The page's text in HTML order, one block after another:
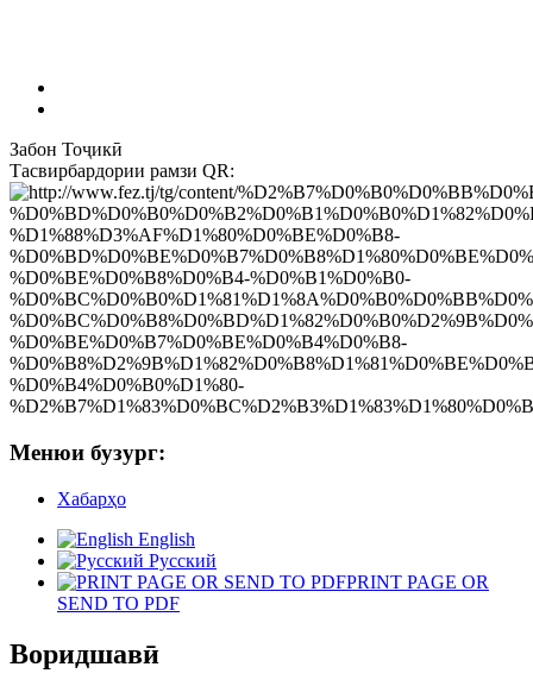
Забон Тоҷикӣ
Тасвирбардории рамзи QR:
Менюи бузург:
Хабарҳо
English
Русский
PRINT PAGE OR
SEND TO PDF
Воридшавӣ